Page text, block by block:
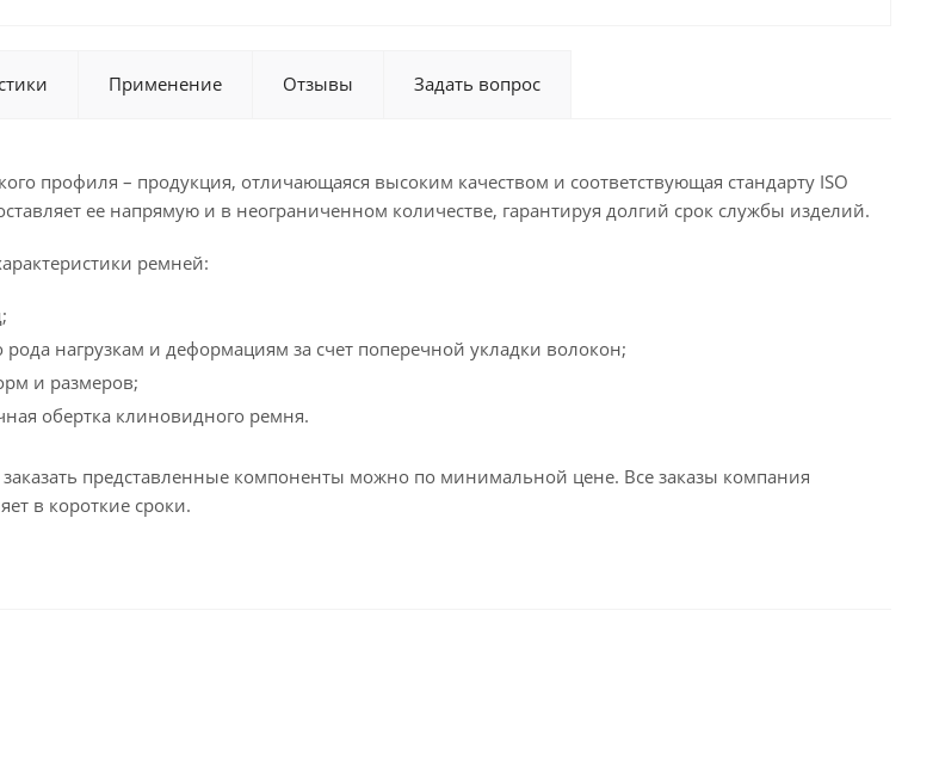
Применение Отзывы Задать вопрос
профиля – продукция, отличающаяся высоким качеством и соответствующая стандарту ISO
ее напрямую и в неограниченном количестве, гарантируя долгий срок службы изделий.
ремней:
рода нагрузкам и деформациям за счет поперечной укладки волокон;
и размеров;
обертка клиновидного ремня.
представленные компоненты можно по минимальной цене. Все заказы компания
в короткие сроки.